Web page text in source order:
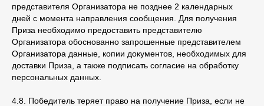
представителя Организатора не позднее 2 календарных
дней с момента направления сообщения. Для получения
Приза необходимо предоставить представителю
Организатора обоснованно запрошенные представителем
Организатора данные, копии документов, необходимых для
доставки Приза, а также подписать согласие на обработку
персональных данных.
4.8. Победитель теряет право на получение Приза, если не